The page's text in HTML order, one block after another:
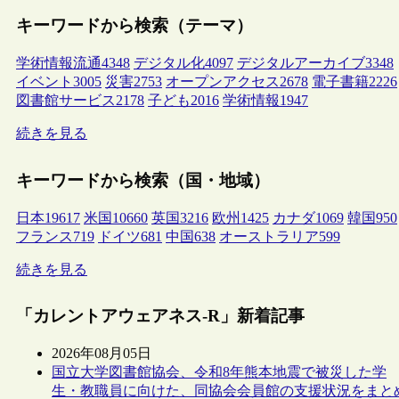
キーワードから検索（テーマ）
学術情報流通4348 デジタル化4097 デジタルアーカイブ3348
イベント 3005 災害2753 オープンアクセス2678 電子書籍2226
図書館サービス2178 子ども2016 学術情報1947
続きを見る
キーワードから検索（国・地域）
日本19617 米国 10660 英国3216 欧州 1425 カナダ1069 韓国950
フランス719 ドイツ681 中国638 オーストラリア599
続きを見る
「カレントアウェアネス-R」新着記事
2026年08月05日
国立大学図書館協会、令和8年熊本地震で被災した学
生・教職員に向けた、同協会会員館の支援状況をまと